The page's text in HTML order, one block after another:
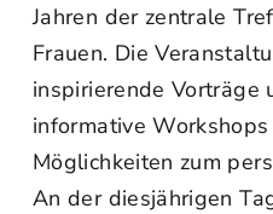
Jahren der zentrale
Frauen. Die
inspirierende Vorträge
informative
Möglichkeiten zum
An der diesjährigen